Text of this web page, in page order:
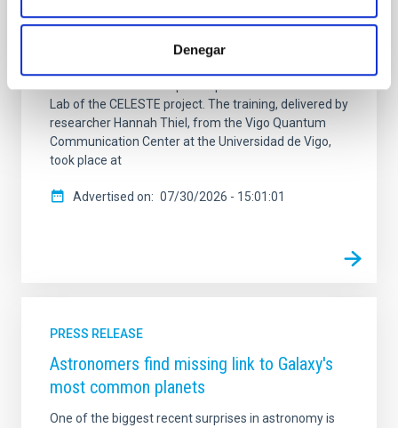
Denegar
distribution. The Instituto de Astrofísica de Canarias
(IAC) held a specialised course on quantum
Lab of the CELESTE project. The training, delivered by
researcher Hannah Thiel, from the Vigo Quantum
Communication Center at the Universidad de Vigo,
took place at
Advertised on 07/30/2026 - 15:01:01
PRESS RELEASE
Astronomers find missing link to Galaxy's
most common planets
One of the biggest recent surprises in astronomy is